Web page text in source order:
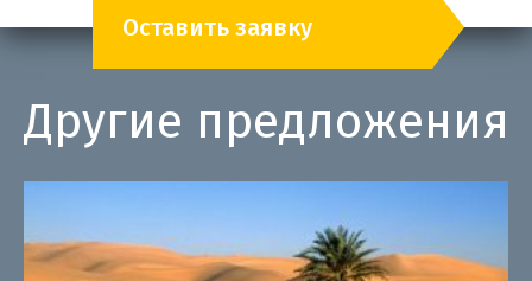
Оставить заявку
Другие предложения